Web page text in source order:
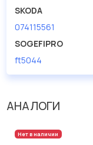
SKODA
074115561
SOGEFIPRO
ft5044
АНАЛОГИ
Нет в наличии